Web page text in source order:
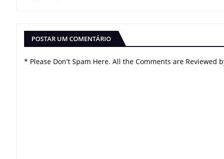
POSTAR UM COMENTÁRIO
* Please Don't Spam Here. All the Comments are Reviewed